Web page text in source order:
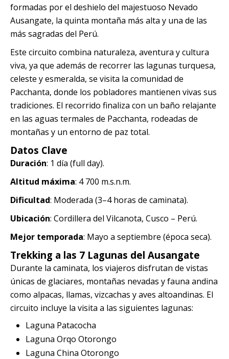
Machu Picchu
Quillabamba
Salkantay
Tambopata
formadas por el deshielo del majestuoso Nevado
Ausangate, la quinta montaña más alta y una de las
más sagradas del Perú.
Este circuito combina naturaleza, aventura y cultura
viva, ya que además de recorrer las lagunas turquesa,
celeste y esmeralda, se visita la comunidad de
Pacchanta, donde los pobladores mantienen vivas sus
tradiciones. El recorrido finaliza con un baño relajante
en las aguas termales de Pacchanta, rodeadas de
montañas y un entorno de paz total.
Datos Clave
Duración: 1 día (full day).
Altitud máxima: 4 700 m.s.n.m.
Dificultad: Moderada (3–4 horas de caminata).
Ubicación: Cordillera del Vilcanota, Cusco – Perú.
Mejor temporada: Mayo a septiembre (época seca).
Trekking a las 7 Lagunas del Ausangate
Durante la caminata, los viajeros disfrutan de vistas
únicas de glaciares, montañas nevadas y fauna andina
como alpacas, llamas, vizcachas y aves altoandinas. El
circuito incluye la visita a las siguientes lagunas:
Laguna Patacocha
Laguna Orqo Otorongo
Laguna China Otorongo